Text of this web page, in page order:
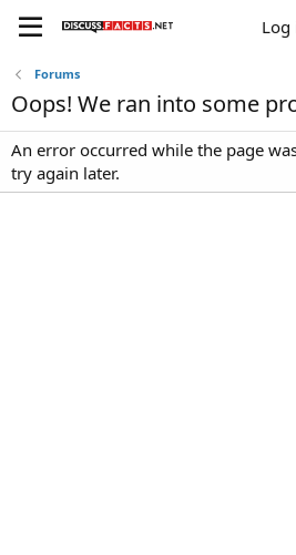
Log
Forums
Oops! We ran into some
An error occurred while the page
try again later.